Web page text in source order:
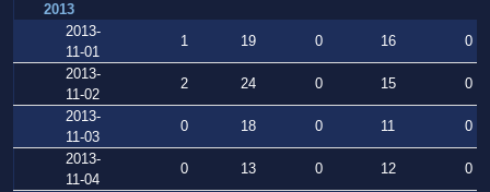
2013
2013-
11-01
1 19 0 16
0
2013-
11-02
2 24 0 15
0
2013-
11-03
0 18 0 11
0
2013-
11-04
0 13 0 12
0